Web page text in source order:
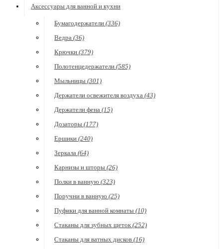
Аксессуары для ванной и кухни
Бумагодержатели (336)
Ведра (36)
Крючки (379)
Полотенцедержатели (585)
Мыльницы (301)
Держатели освежителя воздуха (43)
Держатели фена (15)
Дозаторы (177)
Ершики (240)
Зеркала (64)
Карнизы и шторы (26)
Полки в ванную (323)
Поручни в ванную (25)
Пуфики для ванной комнаты (10)
Стаканы для зубных щеток (252)
Стаканы для ватных дисков (16)